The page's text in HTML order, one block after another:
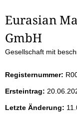
S
e
t
e
Eurasian
GmbH
Gesellschaft mit
Registernummer:
Ersteintrag:
Letzte Änderung: